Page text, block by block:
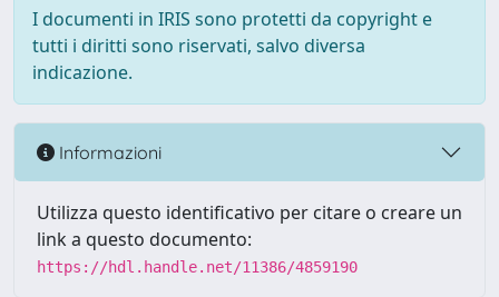
I documenti in IRIS sono protetti da copyright e
tutti i diritti sono riservati, salvo diversa
indicazione.
Informazioni
Utilizza questo identificativo per citare o creare un
link a questo documento:
https://hdl.handle.net/11386/4859190